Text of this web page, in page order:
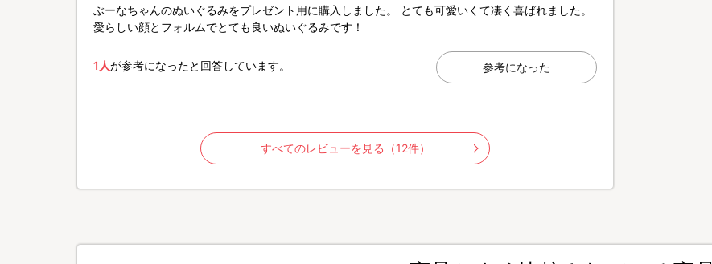
ぶーなちゃんのぬいぐるみをプレゼント用に購入しました。 とても可愛いくて凄く喜ばれました。
愛らしい顔とフォルムでとても良いぬいぐるみです！
1人が参考になったと回答しています。 参考になった
すべてのレビューを見る（12件）